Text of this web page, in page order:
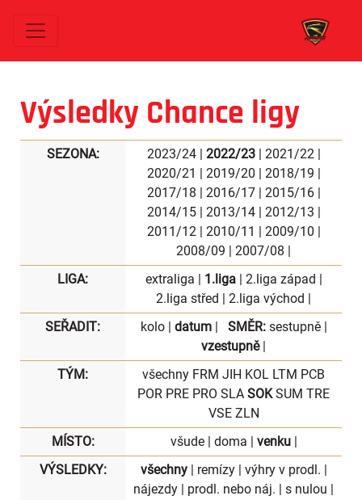
Výsledky Chance ligy
SEZONA: 2023/24| 2022/23| 2021/22|
2020/21 | 2019/20 | 2018/19 |
2017/18 | 2016/17| 2015/16|
2014/15| 2013/14| 2012/13 |
2011/12| 2010/11 | 2009/10 |
2008/09 | 2007/08 |
LIGA:
extraliga | 1.liga| 2.liga západ |
2.liga střed | 2.liga východ |
SEŘADIT:
kolo| datum| SMĚR: sestupně|
vzestupně|
TÝM:
všechny FRM JIH KOL LTM PCB
POR PRE PRO SLA SOK SUM TRE
VSE ZLN
MÍSTO:
všude| doma | venku|
VÝSLEDKY:
všechny| remízy| výhry v prodl. |
nájezdy | prodl. nebo náj. | s nulou |